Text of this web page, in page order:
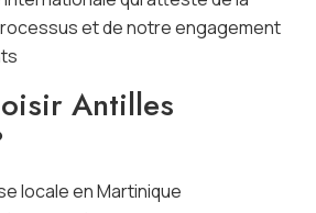
et de notre engagement
Antilles
locale en Martinique